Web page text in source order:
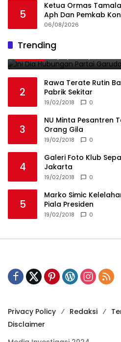
5
Ketua Ormas
Aph Dan Pemkab
Angkut Cangkang
06/08/2026
Trending
1
Gerindra
2
Rawa Terate Rutin
Pabrik Sekitar
19/02/2018 0
3
NU Minta Pesantren
Orang Gila
19/02/2018 0
4
Galeri Foto Klub
Jakarta
19/02/2018 0
5
Marko Simic
Piala Presiden
19/02/2018 0
Privacy Policy Redaksi
Disclaimer